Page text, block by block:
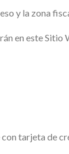
y la zona
en este Sitio
tarjeta